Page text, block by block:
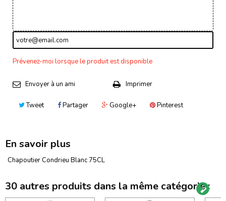
Prévenez-moi lorsque le produit est disponible
Envoyer à un ami Imprimer
Tweet Partager Google+ Pinterest
En savoir plus
Chapoutier Condrieu Blanc 75CL
30 autres produits dans la même catégorie :